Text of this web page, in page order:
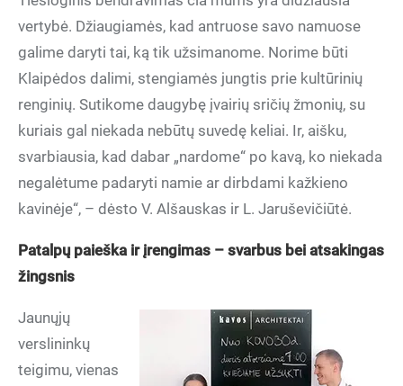
vertybė. Džiaugiamės, kad antruose savo namuose
galime daryti tai, ką tik užsimanome. Norime būti
Klaipėdos dalimi, stengiamės jungtis prie kultūrinių
renginių. Sutikome daugybę įvairių sričių žmonių, su
kuriais gal niekada nebūtų suvedę keliai. Ir, aišku,
svarbiausia, kad dabar „nardome“ po kavą, ko niekada
negalėtume padaryti namie ar dirbdami kažkieno
kavinėje“, – dėsto V. Alšauskas ir L. Jaruševičiūtė.
Patalpų paieška ir įrengimas – svarbus bei atsakingas
žingsnis
Jaunųjų
verslininkų
teigimu, vienas